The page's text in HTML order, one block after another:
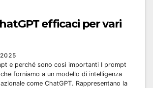
efficaci per vari
e perché sono così importanti I prompt
forniamo a un modello di intelligenza
come ChatGPT. Rappresentano la